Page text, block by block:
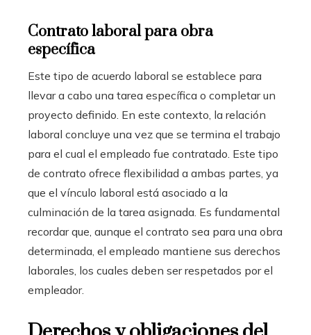
Contrato laboral para obra
específica
Este tipo de acuerdo laboral se establece para
llevar a cabo una tarea específica o completar un
proyecto definido. En este contexto, la relación
laboral concluye una vez que se termina el trabajo
para el cual el empleado fue contratado. Este tipo
de contrato ofrece flexibilidad a ambas partes, ya
que el vínculo laboral está asociado a la
culminación de la tarea asignada. Es fundamental
recordar que, aunque el contrato sea para una obra
determinada, el empleado mantiene sus derechos
laborales, los cuales deben ser respetados por el
empleador.